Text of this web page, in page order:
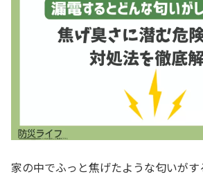
家の中でふっと焦げたような匂いが